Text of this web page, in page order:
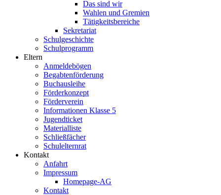
Das sind wir
Wahlen und Gremien
Tätigkeitsbereiche
Sekretariat
Schulgeschichte
Schulprogramm
Eltern
Anmeldebögen
Begabtenförderung
Buchausleihe
Förderkonzept
Förderverein
Informationen Klasse 5
Jugendticket
Materialliste
Schließfächer
Schulelternrat
Kontakt
Anfahrt
Impressum
Homepage-AG
Kontakt